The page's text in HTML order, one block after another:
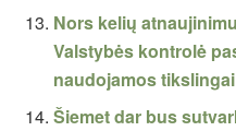
Nors kelių
Valstybės kontrolė
naudojamos tikslingai
Šiemet dar bus